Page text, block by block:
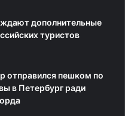
дополнительные
туристов
отправился пешком по
в Петербург ради